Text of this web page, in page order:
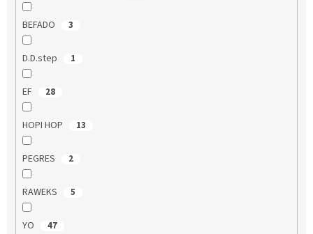
BEFADO 3
D.D.step 1
EF 28
HOPI HOP 13
PEGRES 2
RAWEKS 5
YO 47